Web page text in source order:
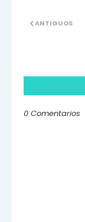
ANTIGUOS
0 Comentarios